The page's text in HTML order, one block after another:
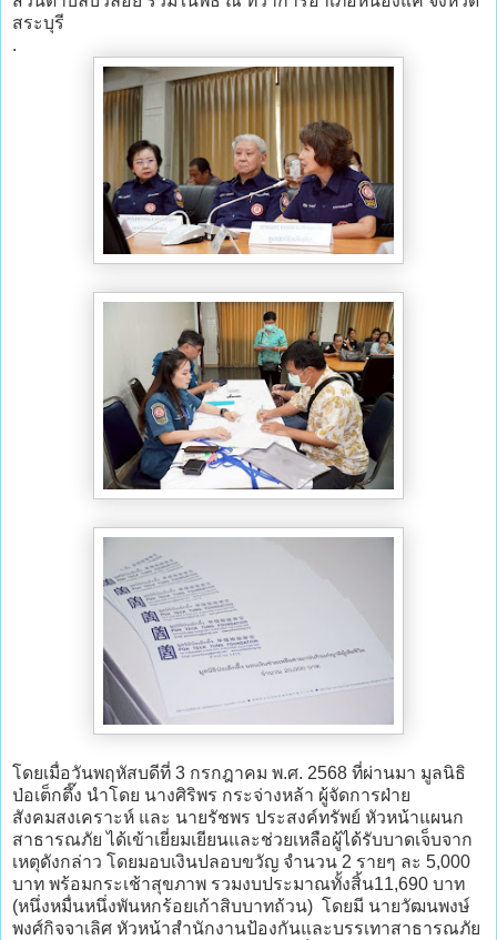
สระบุรี
.
โดยเมื่อวันพฤหัสบดีที่ 3 กรกฎาคม พ.ศ. 2568 ที่ผ่านมา มูลนิธิ
ป่อเต็กตึ๊ง นำโดย นางศิริพร กระจ่างหล้า ผู้จัดการฝ่าย
สังคมสงเคราะห์ และ นายรัชพร ประสงค์ทรัพย์ หัวหน้าแผนก
สาธารณภัย ได้เข้าเยี่ยมเยียนและช่วยเหลือผู้ได้รับบาดเจ็บจาก
เหตุดังกล่าว โดยมอบเงินปลอบขวัญ จำนวน 2 รายๆ ละ 5,000
บาท พร้อมกระเช้าสุขภาพ รวมงบประมาณทั้งสิ้น11,690 บาท
(หนึ่งหมื่นหนึ่งพันหกร้อยเก้าสิบบาทถ้วน) โดยมี นายวัฒนพงษ์
พงศ์กิจจาเลิศ หัวหน้าสำนักงานป้องกันและบรรเทาสาธารณภัย